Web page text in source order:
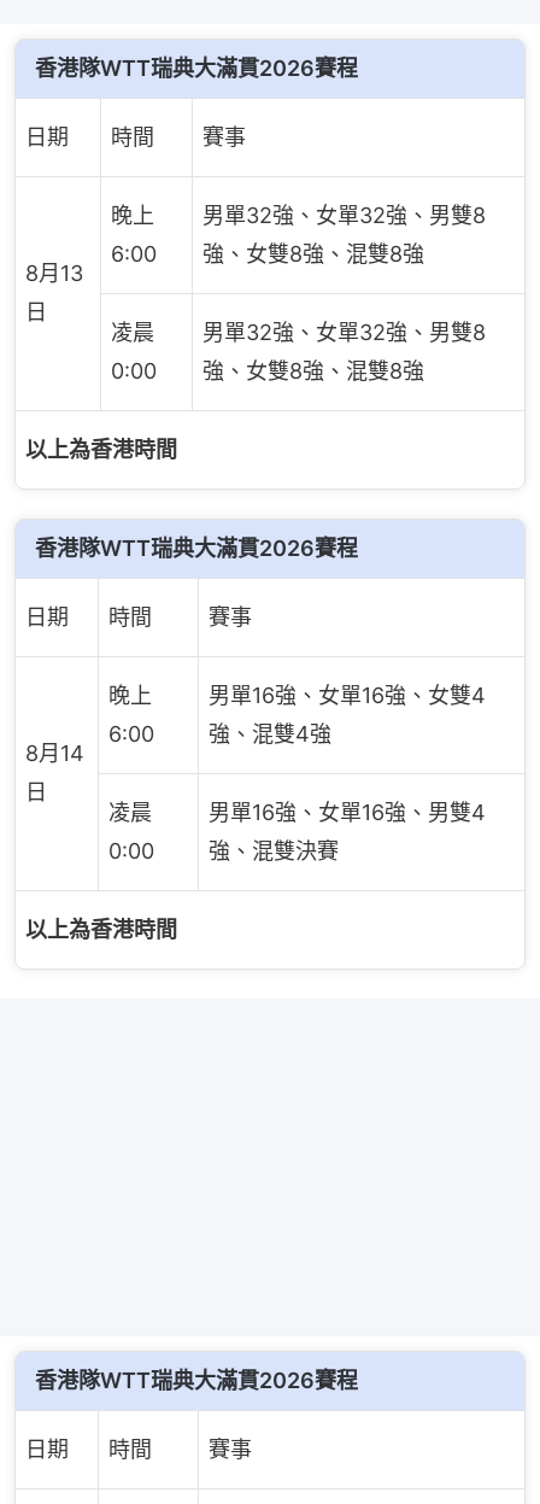
香港隊WTT瑞典大滿貫2026賽程
日期 時間 賽事
8月13
日
晚上
6:00
男單32強、女單32強、男雙8
強、女雙8強、混雙8強
凌晨
0:00
男單32強、女單32強、男雙8
強、女雙8強、混雙8強
以上為香港時間
香港隊WTT瑞典大滿貫2026賽程
日期 時間 賽事
8月14
日
晚上
6:00
男單16強、女單16強、女雙4
強、混雙4強
凌晨
0:00
男單16強、女單16強、男雙4
強、混雙決賽
以上為香港時間
香港隊WTT瑞典大滿貫2026賽程
日期 時間 賽事